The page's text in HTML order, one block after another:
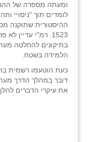
ההיסטורית שתוקנה
1523. רמ"י
בתיקונים להחלטה
הלמידה בשטח.
את עיקרי הדברים